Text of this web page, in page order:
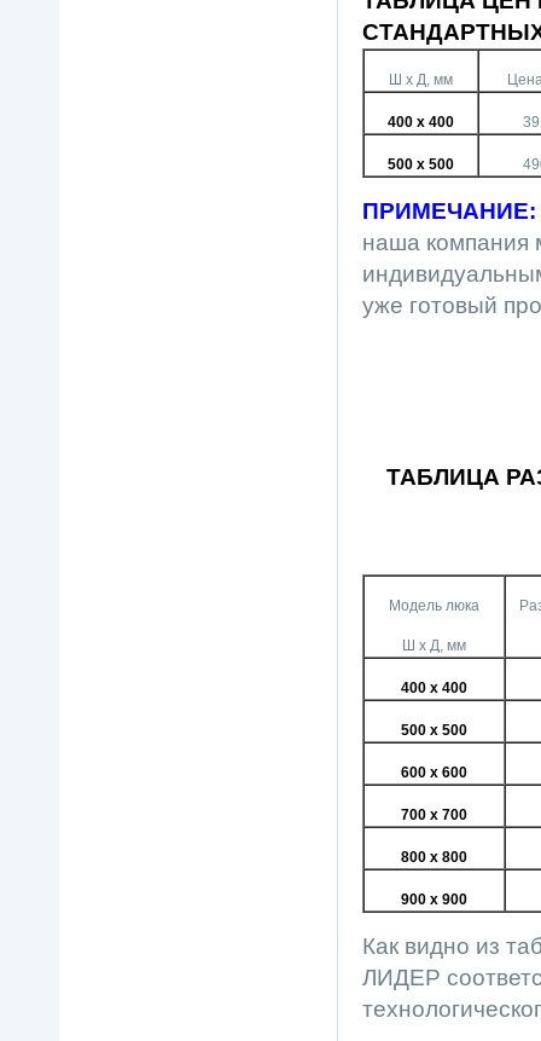
Ш х Д, мм
400 х 400
500 х 500
ПРИМЕЧАНИЕ:
наша компания
уже готовый
ТАБЛИЦА
Модель люка
Ш х Д, мм
400 х 400
500 х 500
600 х 600
700 х 700
800 х 800
900 х 900
Как видно из
ЛИДЕР